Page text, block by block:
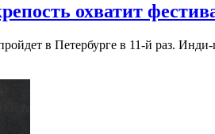
охватит
в Петербурге в 11-й раз.